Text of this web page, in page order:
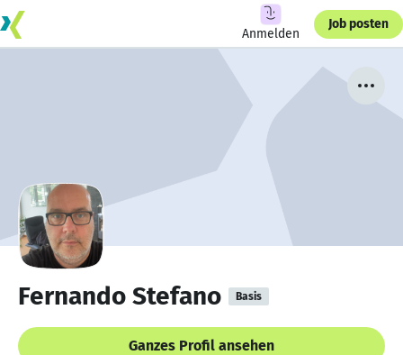
Anmelden
Job posten
Fernando Stefano Basis
Ganzes Profil ansehen